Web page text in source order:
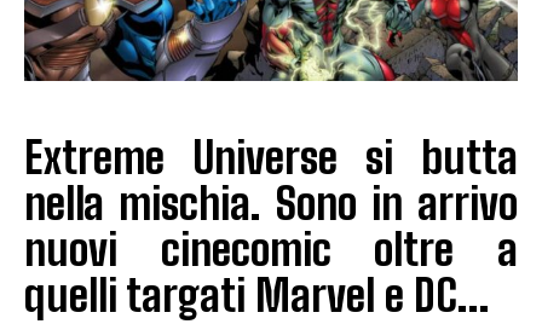
Extreme Universe si butta
nella mischia. Sono in arrivo
nuovi cinecomic oltre a
quelli targati Marvel e DC…